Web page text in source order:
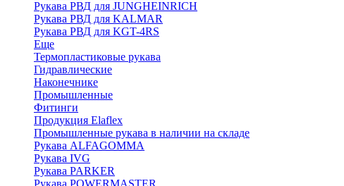
Рукава РВД для JUNGHEINRICH
Рукава РВД для KALMAR
Рукава РВД для KGT-4RS
Еще
Термопластиковые рукава
Гидравлические
Наконечнике
Промышленные
Фитинги
Продукция Elaflex
Промышленные рукава в наличии на складе
Рукава ALFAGOMMA
Рукава IVG
Рукава PARKER
Рукава POWERMASTER